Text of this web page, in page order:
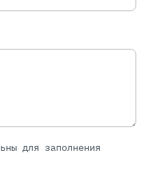
для заполнения